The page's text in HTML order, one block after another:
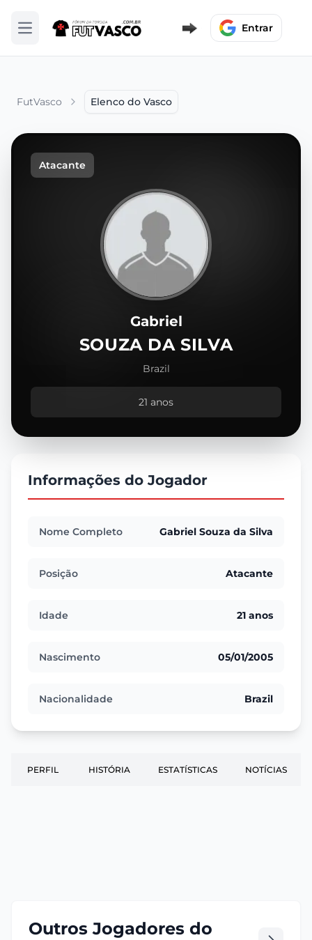
Abrir menu Entrar
FutVasco Elenco do Vasco
Atacante
Gabriel
SOUZA DA SILVA
Brazil
21 anos
Informações do Jogador
Nome Completo Gabriel Souza da Silva
Posição Atacante
Idade 21 anos
Nascimento 05/01/2005
Nacionalidade Brazil
PERFIL HISTÓRIA ESTATÍSTICAS NOTÍCIAS
Outros Jogadores do